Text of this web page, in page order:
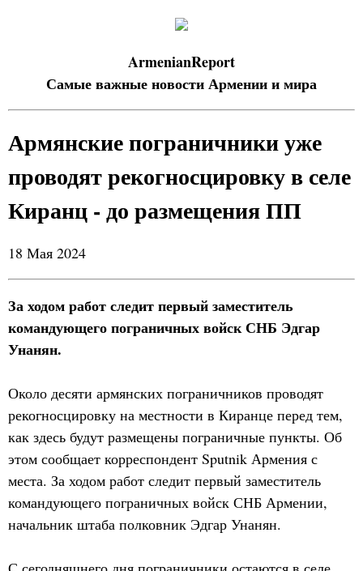
ArmenianReport
Самые важные новости Армении и мира
Армянские пограничники уже
проводят рекогносцировку в селе
Киранц - до размещения ПП
18 Мая 2024
За ходом работ следит первый заместитель
командующего пограничных войск СНБ Эдгар
Унанян.
Около десяти армянских пограничников проводят
рекогносцировку на местности в Киранце перед тем,
как здесь будут размещены пограничные пункты. Об
этом сообщает корреспондент Sputnik Армения с
места. За ходом работ следит первый заместитель
командующего пограничных войск СНБ Армении,
начальник штаба полковник Эдгар Унанян.